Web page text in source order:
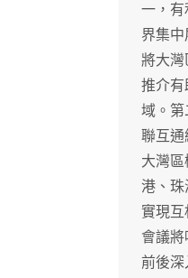
一，有
界集
將大灣
推介有
域。第
聯互通
大灣
港、珠
實現互
會議
前後深